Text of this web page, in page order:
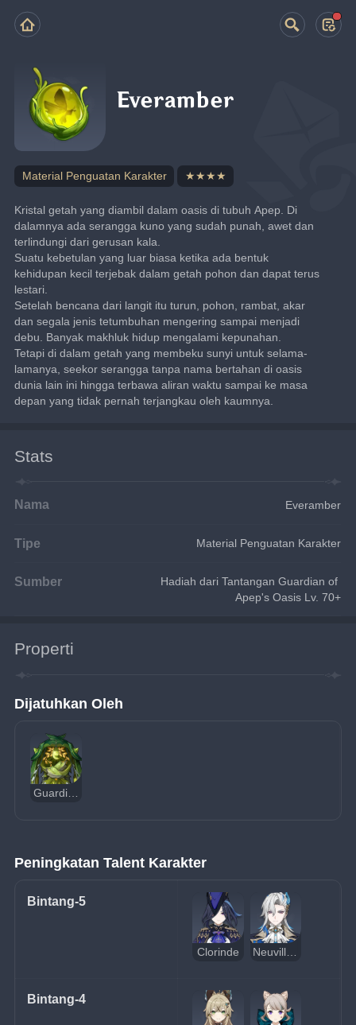
Everamber
Material Penguatan Karakter ★★★★
Kristal getah yang diambil dalam oasis di tubuh Apep. Di
dalamnya ada serangga kuno yang sudah punah, awet dan
terlindungi dari gerusan kala.
Suatu kebetulan yang luar biasa ketika ada bentuk
kehidupan kecil terjebak dalam getah pohon dan dapat terus
lestari.
Setelah bencana dari langit itu turun, pohon, rambat, akar
dan segala jenis tetumbuhan mengering sampai menjadi
debu. Banyak makhluk hidup mengalami kepunahan.
Tetapi di dalam getah yang membeku sunyi untuk selama-
lamanya, seekor serangga tanpa nama bertahan di oasis
dunia lain ini hingga terbawa aliran waktu sampai ke masa
depan yang tidak pernah terjangkau oleh kaumnya.
Stats
Nama Everamber
Tipe Material Penguatan Karakter
Sumber
Hadiah dari Tantangan Guardian of
Apep's Oasis Lv. 70+
Properti
Dijatuhkan Oleh
Guardian of Apep's Oasis
Peningkatan Talent Karakter
Bintang-5
Clorinde
Bintang-4